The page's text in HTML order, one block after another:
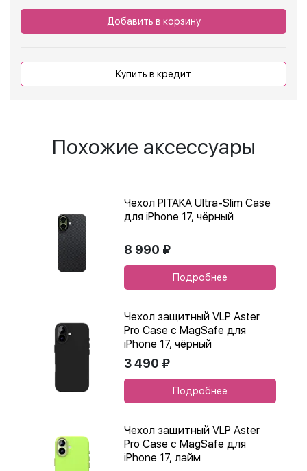
Добавить в корзину
Купить в кредит
Похожие аксессуары
Чехол PITAKA Ultra-Slim Case
для iPhone 17, чёрный
8 990 ₽
Подробнее
Чехол защитный VLP Aster
Pro Case с MagSafe для
iPhone 17, чёрный
3 490 ₽
Подробнее
Чехол защитный VLP Aster
Pro Case с MagSafe для
iPhone 17, лайм